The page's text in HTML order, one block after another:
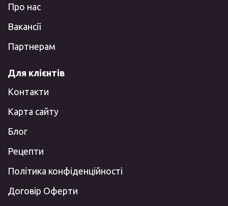
Про нас
Вакансії
Партнерам
Для клієнтів
Контакти
Карта сайту
Блог
Рецепти
Політика конфіденційності
Договір Оферти